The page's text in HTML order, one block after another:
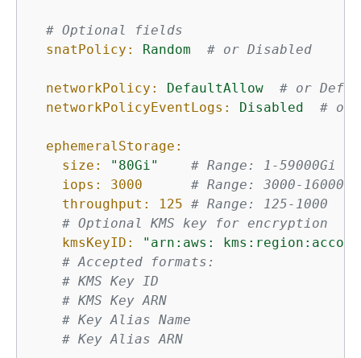
# Optional fields
snatPolicy:
Random # or Disabled
networkPolicy: DefaultAllow
# or
networkPolicyEventLogs:
Disabled # or
ephemeralStorage:
size:
"80Gi"
# Range: 1-59000Gi
iops:
3000
# Range: 3000-16000
throughput:
125 # Range: 125-1000
# Optional KMS key for encryption
kmsKeyID:
"arn:aws:
# Accepted formats:
# KMS Key ID
# KMS Key ARN
# Key Alias Name
# Key Alias ARN